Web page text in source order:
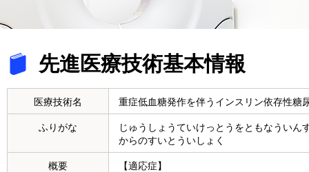
先進医療技術基本情報
医療技術名 重症低血糖発作を伴うインスリン依存性糖
ふりがな
じゅうしょうていけっとうをともなうい
からのすいとういしょく
概要
【適応症】